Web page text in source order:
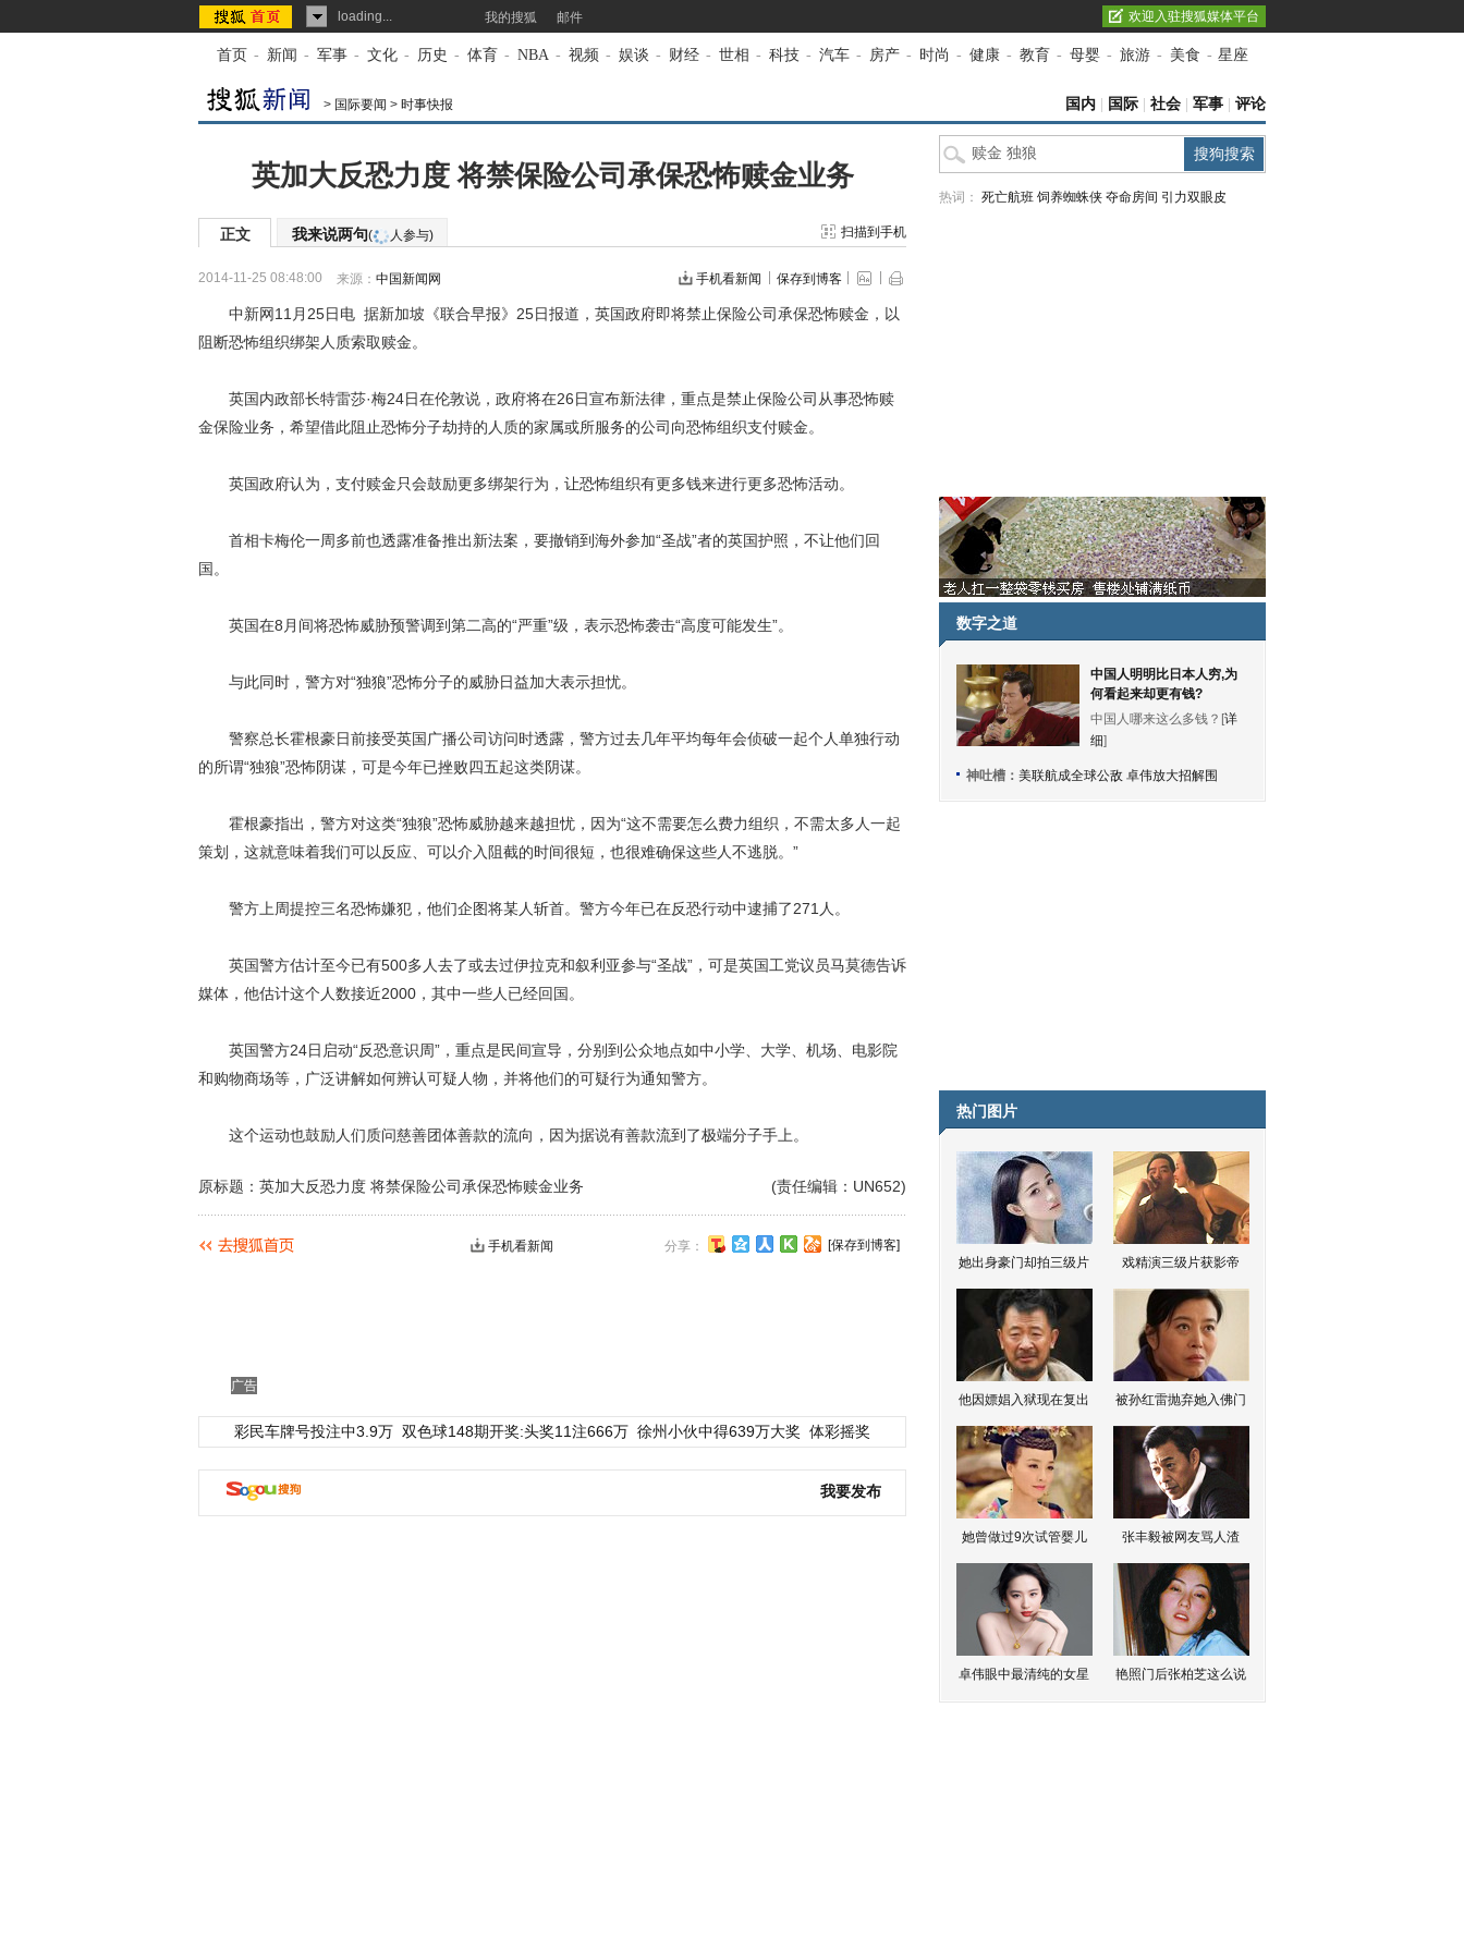
loading... 我的搜狐 邮件 欢迎入驻搜狐媒体平台
首页 - 新闻 - 军事 - 文化 - 历史 - 体育 - NBA - 视频 - 娱谈 - 财经 - 世相 - 科技 - 汽车 - 房产 - 时尚 - 健康 - 教育 - 母婴 - 旅游 - 美食 - 星座
> 国际要闻 > 时事快报 国内 国际 社会 军事 评论
英加大反恐力度 将禁保险公司承保恐怖赎金业务
正文 我来说两句( 人参与) 扫描到手机
2014-11-25 08:48:00 来源： 中国新闻网 手机看新闻 保存到博客
中新网11月25日电 据新加坡《联合早报》25日报道，英国政府即将禁止保险公司承保恐怖赎金，以
阻断恐怖组织绑架人质索取赎金。
英国内政部长特雷莎·梅24日在伦敦说，政府将在26日宣布新法律，重点是禁止保险公司从事恐怖赎
金保险业务，希望借此阻止恐怖分子劫持的人质的家属或所服务的公司向恐怖组织支付赎金。
英国政府认为，支付赎金只会鼓励更多绑架行为，让恐怖组织有更多钱来进行更多恐怖活动。
首相卡梅伦一周多前也透露准备推出新法案，要撤销到海外参加“圣战”者的英国护照，不让他们回
国。
英国在8月间将恐怖威胁预警调到第二高的“严重”级，表示恐怖袭击“高度可能发生”。
与此同时，警方对“独狼”恐怖分子的威胁日益加大表示担忧。
警察总长霍根豪日前接受英国广播公司访问时透露，警方过去几年平均每年会侦破一起个人单独行动
的所谓“独狼”恐怖阴谋，可是今年已挫败四五起这类阴谋。
霍根豪指出，警方对这类“独狼”恐怖威胁越来越担忧，因为“这不需要怎么费力组织，不需太多人一起
策划，这就意味着我们可以反应、可以介入阻截的时间很短，也很难确保这些人不逃脱。”
警方上周提控三名恐怖嫌犯，他们企图将某人斩首。警方今年已在反恐行动中逮捕了271人。
英国警方估计至今已有500多人去了或去过伊拉克和叙利亚参与“圣战”，可是英国工党议员马莫德告诉
媒体，他估计这个人数接近2000，其中一些人已经回国。
英国警方24日启动“反恐意识周”，重点是民间宣导，分别到公众地点如中小学、大学、机场、电影院
和购物商场等，广泛讲解如何辨认可疑人物，并将他们的可疑行为通知警方。
这个运动也鼓励人们质问慈善团体善款的流向，因为据说有善款流到了极端分子手上。
(责任编辑：UN652)
原标题：英加大反恐力度 将禁保险公司承保恐怖赎金业务
分享： [保存到博客]
手机看新闻
广告
彩民车牌号投注中3.9万 双色球148期开奖:头奖11注666万 徐州小伙中得639万大奖 体彩摇奖
我要发布
热词： 死亡航班 饲养蜘蛛侠 夺命房间 引力双眼皮
数字之道
中国人明明比日本人穷,为
何看起来却更有钱?
中国人哪来这么多钱？[详
细]
神吐槽： 美联航成全球公敌 卓伟放大招解围
热门图片
她出身豪门却拍三级片 戏精演三级片获影帝
他因嫖娼入狱现在复出 被孙红雷抛弃她入佛门
她曾做过9次试管婴儿 张丰毅被网友骂人渣
卓伟眼中最清纯的女星 艳照门后张柏芝这么说